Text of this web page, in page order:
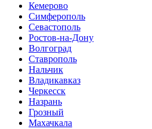
Кемерово
Симферополь
Севастополь
Ростов-на-Дону
Волгоград
Ставрополь
Нальчик
Владикавказ
Черкесск
Назрань
Грозный
Махачкала